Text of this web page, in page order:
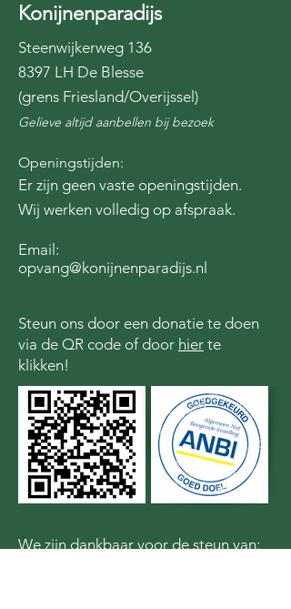
Konijnenparadijs
Steenwijkerweg 136
8397 LH De Blesse
(grens Friesland/Overijssel)
Gelieve altijd aanbellen bij bezoek
Openingstijden:
Er zijn geen vaste openingstijden.
Wij werken volledig op afspraak.
Email:
opvang@konijnenparadijs.nl
Steun ons door een donatie te doen
via de QR code of door hier te
klikken!
We zijn dankbaar voor de steun van: